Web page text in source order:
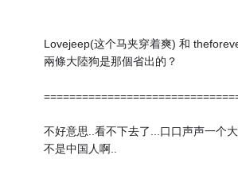
Lovejeep(这个马夹穿着爽) 和
兩條大陸狗是那個省出的？
不好意思..看不下去了...口口声声一个
不是中国人啊..